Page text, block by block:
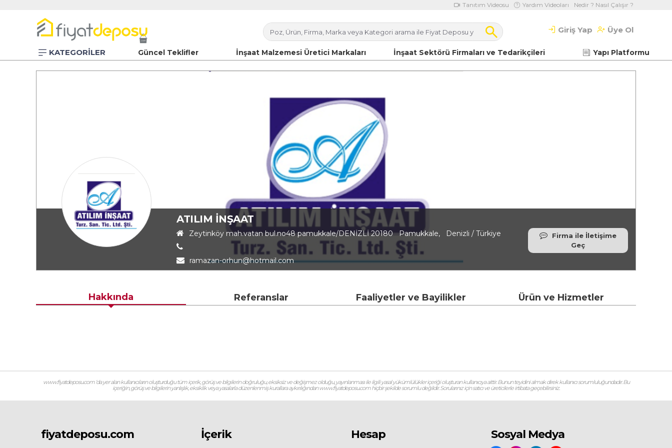
Tanıtım Videosu Yardım Videoları Nedir ? Nasıl Çalışır ?
Giriş Yap Üye Ol
KATEGORİLER Güncel Teklifler İnşaat Malzemesi Üretici Markaları İnşaat Sektörü Firmaları ve Tedarikçileri Yapı Platformu
ATILIM İNŞAAT
Zeytinköy mah.vatan bul.no48 pamukkale/DENİZLİ 20180 Pamukkale, Denizli / Türkiye
ramazan-orhun@hotmail.com
Firma ile İletişime
Geç
Hakkında Referanslar Faaliyetler ve Bayilikler Ürün ve Hizmetler
www.fiyatdeposu.com ‘da yer alan kullanıcıların oluşturduğu tüm içerik, görüş ve bilgilerin doğruluğu, eksiksiz ve değişmez olduğu, yayınlanması ile ilgili yasal yükümlülükler içeriği oluşturan kullanıcıya aittir. Bunun teyidini almak direk kullanıcı sorumluluğundadır. Bu
içeriğin, görüş ve bilgilerin yanlışlık, eksiklik veya yasalarla düzenlenmiş kurallara aykırılığından www.fiyatdeposu.com hiçbir şekilde sorumlu değildir. Sorularınız için satıcı ve üreticilerle irtibata geçebilirsiniz.
fiyatdeposu.com İçerik Hesap Sosyal Medya